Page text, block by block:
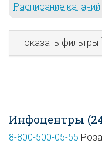
Расписание
Показать фильтры
Инфоцентры
8-800-500-05-55